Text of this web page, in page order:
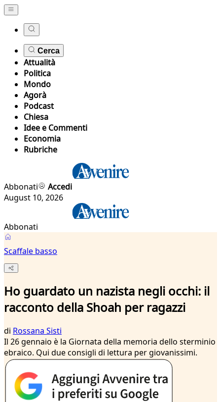
Cerca
Attualità
Politica
Mondo
Agorà
Podcast
Chiesa
Idee e Commenti
Economia
Rubriche
Abbonati
Accedi
August 10, 2026
Abbonati
Scaffale basso
Ho guardato un nazista negli occhi: il
racconto della Shoah per ragazzi
di Rossana Sisti
Il 26 gennaio è la Giornata della memoria dello sterminio
ebraico. Qui due consigli di lettura per giovanissimi.